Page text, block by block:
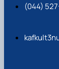
(044)